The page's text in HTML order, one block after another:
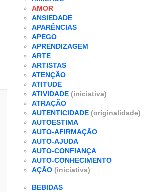
AMOR
ANSIEDADE
APARÊNCIAS
APEGO
APRENDIZAGEM
ARTE
ARTISTAS
ATENÇÃO
ATITUDE
ATIVIDADE (iniciativa)
ATRAÇÃO
AUTENTICIDADE (originalidade)
AUTOESTIMA
AUTO-AFIRMAÇÃO
AUTO-AJUDA
AUTO-CONFIANÇA
AUTO-CONHECIMENTO
AÇÃO (iniciativa)
BEBIDAS